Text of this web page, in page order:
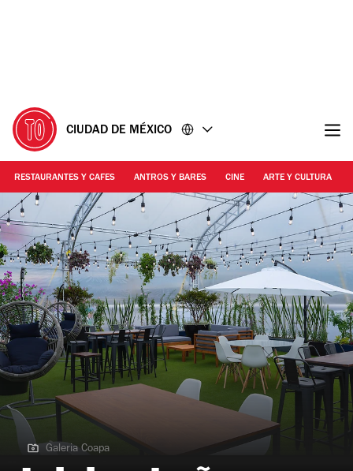
CIUDAD DE MÉXICO
RESTAURANTES Y CAFES ANTROS Y BARES CINE ARTE Y CULTURA
Galeria Coapa | Garden Coapa
Galeria Coapa